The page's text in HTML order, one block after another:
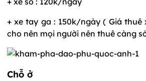
+ xe tay ga : 150k/ngày ( Giá thuê
cho nên mọi người nên thuê càng
Chỗ ở